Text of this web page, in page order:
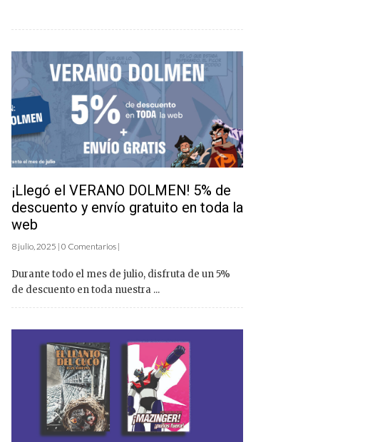
¡Llegó el VERANO DOLMEN! 5% de
descuento y envío gratuito en toda la
web
8 julio, 2025 | 0 Comentarios |
Durante todo el mes de julio, disfruta de un 5%
de descuento en toda nuestra ...